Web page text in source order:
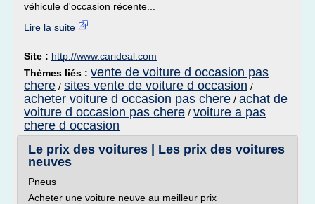
véhicule d'occasion récente...
Lire la suite
Site : http://www.carideal.com
Thèmes liés : vente de voiture d occasion pas
chere / sites vente de voiture d occasion /
acheter voiture d occasion pas chere / achat de
voiture d occasion pas chere / voiture a pas
chere d occasion
Le prix des voitures | Les prix des voitures
neuves
Pneus
Acheter une voiture neuve au meilleur prix